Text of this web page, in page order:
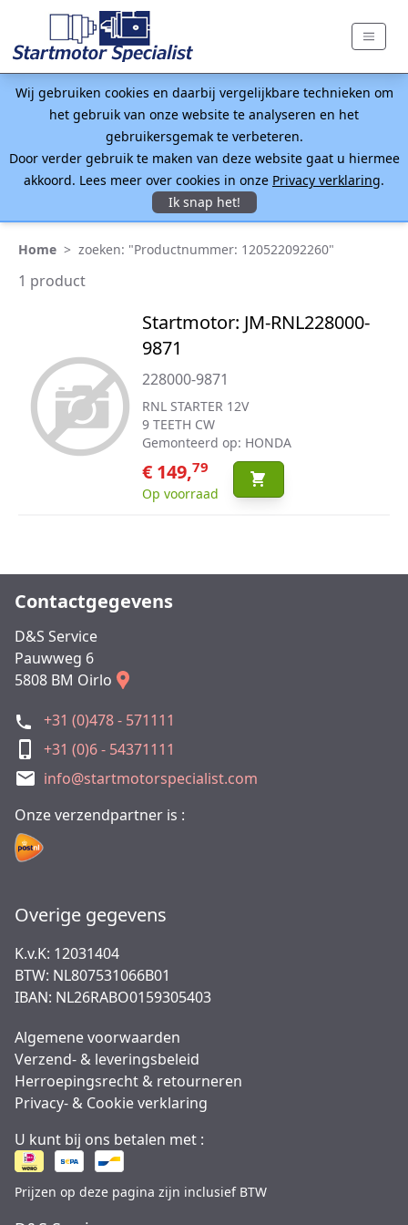
Wij gebruiken cookies en daarbij vergelijkbare technieken om
het gebruik van onze website te analyseren en het
gebruikersgemak te verbeteren.
Door verder gebruik te maken van deze website gaat u hiermee
akkoord. Lees meer over cookies in onze Privacy verklaring.
Ik snap het!
Home > zoeken: "Productnummer: 120522092260"
1 product
Startmotor: JM-RNL228000-
9871
228000-9871
RNL STARTER 12V
9 TEETH CW
Gemonteerd op: HONDA
€ 149,79
Op voorraad
Contactgegevens
D&S Service
Pauwweg 6
5808 BM Oirlo
+31 (0)478 - 571111
+31 (0)6 - 54371111
info@startmotorspecialist.com
Onze verzendpartner is :
Overige gegevens
K.v.K: 12031404
BTW: NL807531066B01
IBAN: NL26RABO0159305403
Algemene voorwaarden
Verzend- & leveringsbeleid
Herroepingsrecht & retourneren
Privacy- & Cookie verklaring
U kunt bij ons betalen met :
Prijzen op deze pagina zijn inclusief BTW